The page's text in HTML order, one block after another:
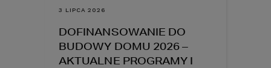
3 LIPCA 2026
DOFINANSOWANIE DO
BUDOWY DOMU 2026 –
AKTUALNE PROGRAMY I